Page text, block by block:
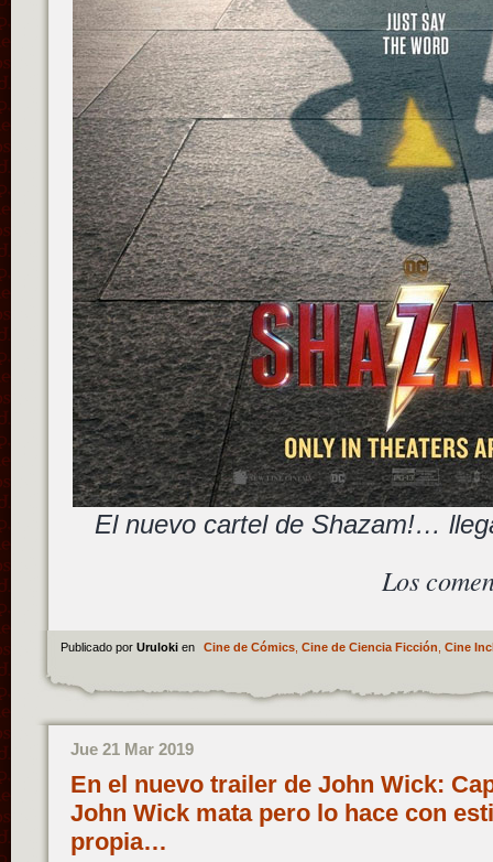
El nuevo cartel de Shazam!…
Los
Publicado por Uruloki en Cine de Cómics, Cine de Ciencia Ficción, Cine
Jue 21 Mar 2019
En el nuevo trailer de John Wick:
John Wick mata pero lo hace con
propia…